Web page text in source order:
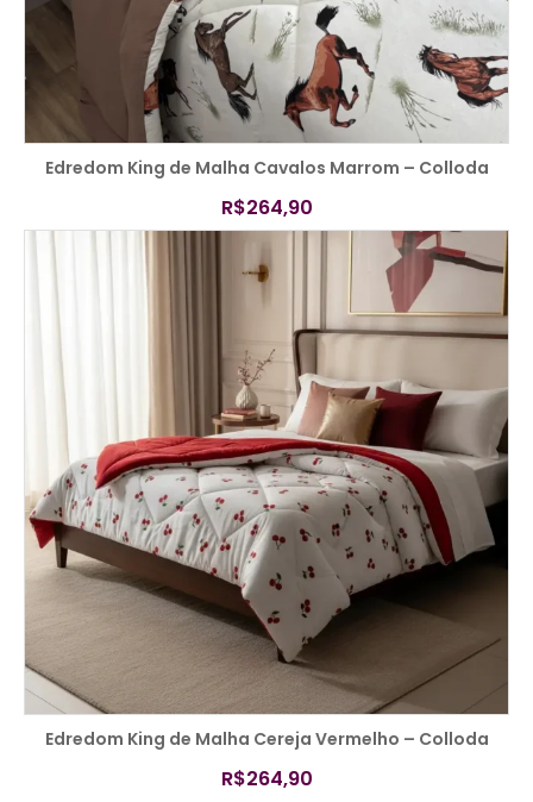
COMPRAR
Edredom King de Malha Cavalos Marrom – Colloda
R$264,90
COMPRAR
Edredom King de Malha Cereja Vermelho – Colloda
R$264,90